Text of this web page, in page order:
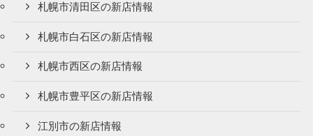
札幌市清田区の新店情報
札幌市白石区の新店情報
札幌市西区の新店情報
札幌市豊平区の新店情報
江別市の新店情報